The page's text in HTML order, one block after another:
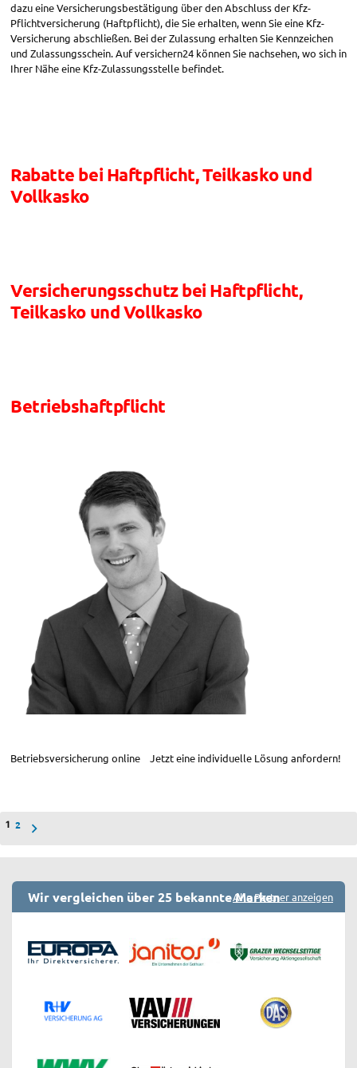
dazu eine Versicherungsbestätigung über den Abschluss der Kfz-
Pflichtversicherung (Haftpflicht), die Sie erhalten, wenn Sie eine Kfz-
Versicherung abschließen. Bei der Zulassung erhalten Sie Kennzeichen
und Zulassungsschein. Auf versichern24 können Sie nachsehen, wo sich in
Ihrer Nähe eine Kfz-Zulassungsstelle befindet.
Rabatte bei Haftpflicht, Teilkasko und
Vollkasko
Versicherungsschutz bei Haftpflicht,
Teilkasko und Vollkasko
Betriebshaftpflicht
Betriebsversicherung online Jetzt eine individuelle Lösung anfordern!
Seitennummerierung
1 2
Wir vergleichen über 25 bekannte MarkenAlle Partner anzeigen